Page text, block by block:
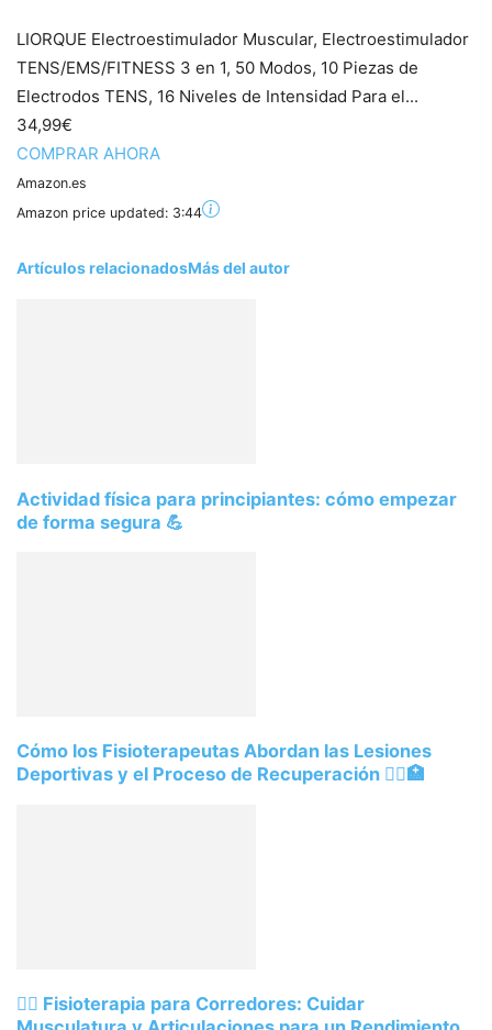
LIORQUE Electroestimulador Muscular, Electroestimulador
TENS/EMS/FITNESS 3 en 1, 50 Modos, 10 Piezas de
Electrodos TENS, 16 Niveles de Intensidad Para el...
34,99€
COMPRAR AHORA
Amazon.es
Amazon price updated: 3:44
Artículos relacionadosMás del autor
Actividad física para principiantes: cómo empezar
de forma segura 💪
Cómo los Fisioterapeutas Abordan las Lesiones
Deportivas y el Proceso de Recuperación 🏃‍♀️🏥
🏃‍♂️ Fisioterapia para Corredores: Cuidar